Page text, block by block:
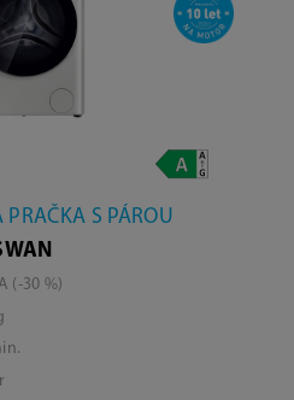
S PÁROU
(-30 %)